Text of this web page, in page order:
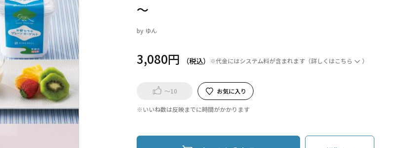
～
by ゆん
3,080円 ※代金にはシステム料が含まれます （詳しくはこちら ）
～10 お気に入り
※いいね数は反映までに時間がかかります